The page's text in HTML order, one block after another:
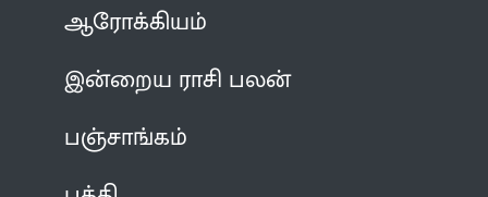
ஆரோக்கியம்
இன்றைய ராசி பலன்
பஞ்சாங்கம்